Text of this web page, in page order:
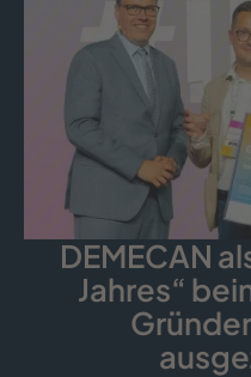
DEMECAN
Jahres“